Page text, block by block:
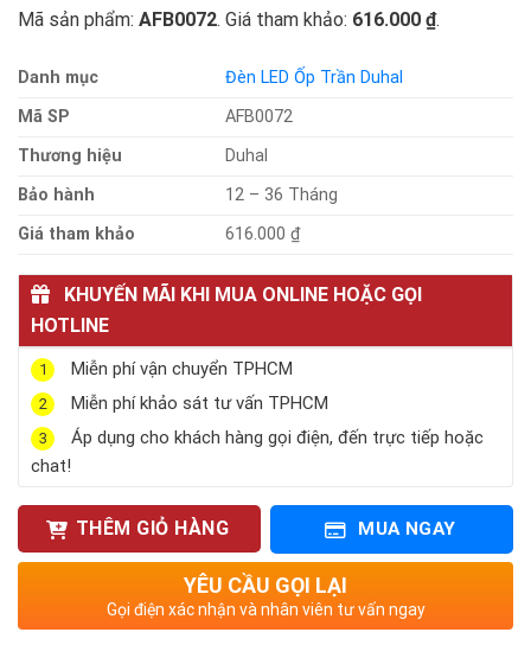
Mã sản phẩm: AFB0072. Giá tham khảo: 616.000 ₫.
Danh mục
Đèn LED Ốp Trần Duhal
Mã SP
AFB0072
Thương hiệu
Duhal
Bảo hành
12 – 36 Tháng
Giá tham khảo
616.000 ₫
KHUYẾN MÃI KHI MUA ONLINE HOẶC GỌI
HOTLINE
1 Miễn phí vận chuyển TPHCM
2 Miễn phí khảo sát tư vấn TPHCM
3
Áp dụng cho khách hàng gọi điện, đến trực tiếp hoặc
chat!
THÊM GIỎ HÀNG MUA NGAY
YÊU CẦU GỌI LẠI
Gọi điện xác nhận và nhân viên tư vấn ngay